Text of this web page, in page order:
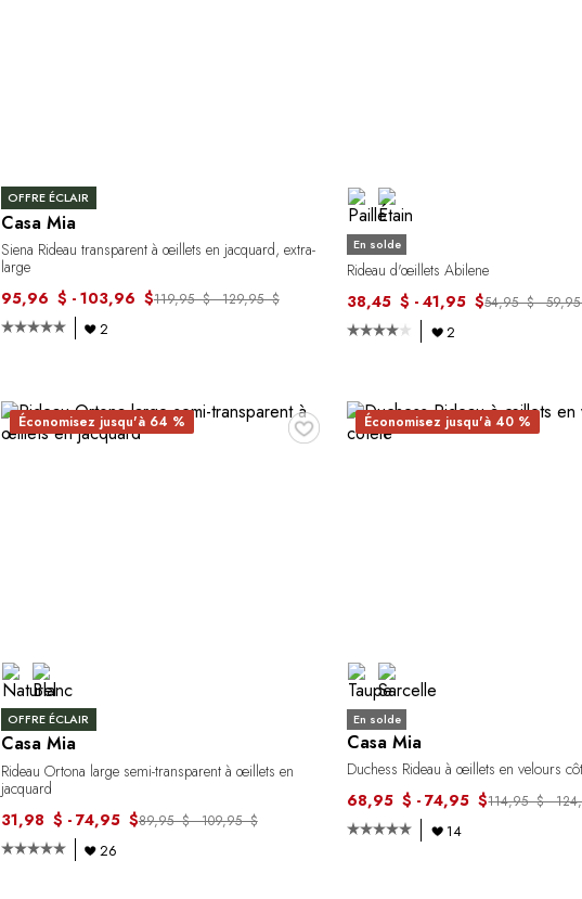
OFFRE ÉCLAIR
Casa Mia
Siena Rideau transparent à œillets en jacquard, extra-
large
95,96 $ - 103,96 $119,95 $ - 129,95 $
2
En solde
Rideau d'œillets Abilene
38,45 $ - 41,95 $54,95 $ -
2
♥
Économisez jusqu'à 64 %
OFFRE ÉCLAIR
Casa Mia
Rideau Ortona large semi-transparent à œillets en
jacquard
31,98 $ - 74,95 $89,95 $ - 109,95 $
26
Économisez jusqu'à 40 %
En solde
Casa Mia
Duchess Rideau à œillets en velours
68,95 $ - 74,95 $114,95 $ -
14